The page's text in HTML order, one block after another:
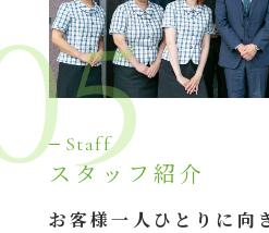
Staff
スタッフ紹介
お客様一人ひとりに向